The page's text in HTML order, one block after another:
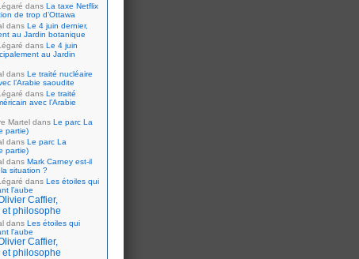
dans La taxe Netflix
de trop d’Ottawa
dans Le 4 juin dernier,
au Jardin botanique
dans Le 4 juin
au Jardin
dans Le traité nucléaire
l’Arabie saoudite
dans Le traité
avec l’Arabie
Martel dans Le parc La
partie)
dans Le parc La
partie)
dans Mark Carney est-il
la situation ?
dans Les étoiles qui
l’aube
Caffier,
philosophe
dans Les étoiles qui
l’aube
Caffier,
philosophe